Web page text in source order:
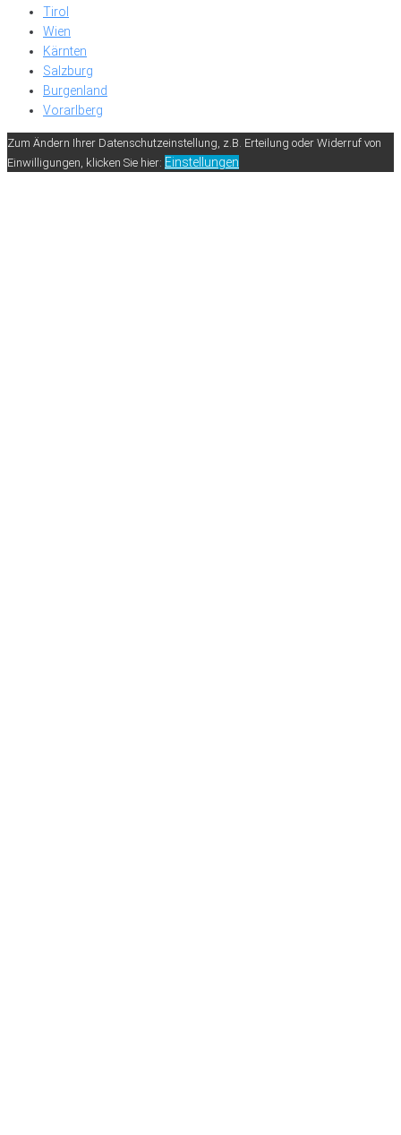
Tirol
Wien
Kärnten
Salzburg
Burgenland
Vorarlberg
Zum Ändern Ihrer Datenschutzeinstellung, z.B. Erteilung oder Widerruf von
Einwilligungen, klicken Sie hier: Einstellungen